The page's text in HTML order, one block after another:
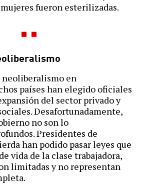
fueron esterilizadas.
neoliberalismo en
países han elegido oficiales
del sector privado y
Desafortunadamente,
no son lo
Presidentes de
han podido pasar leyes que
vida de la clase trabajadora,
limitadas y no representan